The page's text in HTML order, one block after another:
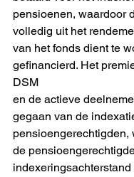
pensioenen, waardoor
volledig uit het
van het fonds dient te
gefinancierd. Het
DSM
en de actieve
gegaan van de
pensioengerechtigden,
de